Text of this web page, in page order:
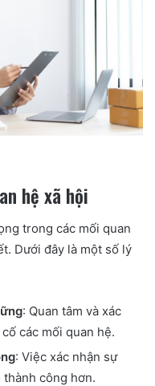
hệ xã hội
trong các mối quan
Dưới đây là một số lý
: Quan tâm và xác
các mối quan hệ.
: Việc xác nhận sự
công hơn.